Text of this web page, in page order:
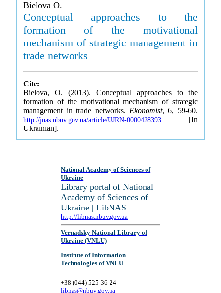
Bielova O.
Conceptual approaches to the
formation of the motivational
mechanism of strategic management in
trade networks
Cite:
Bielova, O. (2013). Conceptual approaches to the
formation of the motivational mechanism of strategic
management in trade networks. Ekonomist, 6, 59-60.
http://jnas.nbuv.gov.ua/article/UJRN-0000428393 [In
Ukrainian].
National Academy of Sciences of
Ukraine
Library portal of National
Academy of Sciences of
Ukraine | LibNAS
http://libnas.nbuv.gov.ua
Vernadsky National Library of
Ukraine (VNLU)
Institute of Information
Technologies of VNLU
+38 (044) 525-36-24
libnas@nbuv.gov.ua